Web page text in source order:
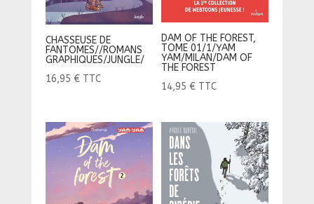
CHASSEUSE DE
FANTOMES//ROMANS
GRAPHIQUES/JUNGLE/
16,95 € TTC
DAM OF THE FOREST,
TOME 01/1/YAM
YAM/MILAN/DAM OF
THE FOREST
14,95 € TTC